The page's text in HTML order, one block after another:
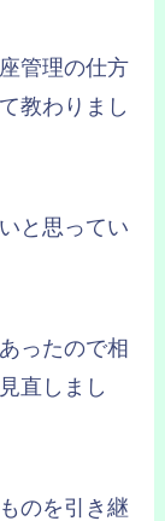
管理の仕方
教わりまし
と思ってい
ったので相
直しまし
のを引き継